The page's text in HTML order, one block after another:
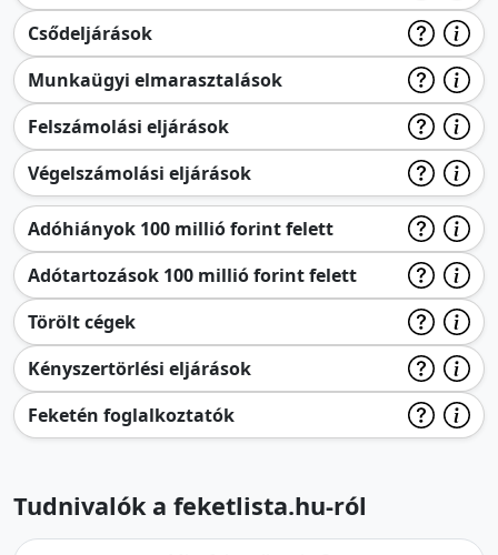
Csődeljárások
Munkaügyi elmarasztalások
Felszámolási eljárások
Végelszámolási eljárások
Adóhiányok 100 millió forint felett
Adótartozások 100 millió forint felett
Törölt cégek
Kényszertörlési eljárások
Feketén foglalkoztatók
Tudnivalók a feketlista.hu-ról